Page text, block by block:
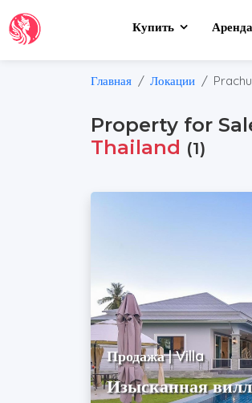
Купить Аренда
Главная Локации
Property for
Thailand (1)
Продажа | Villa
Изысканная